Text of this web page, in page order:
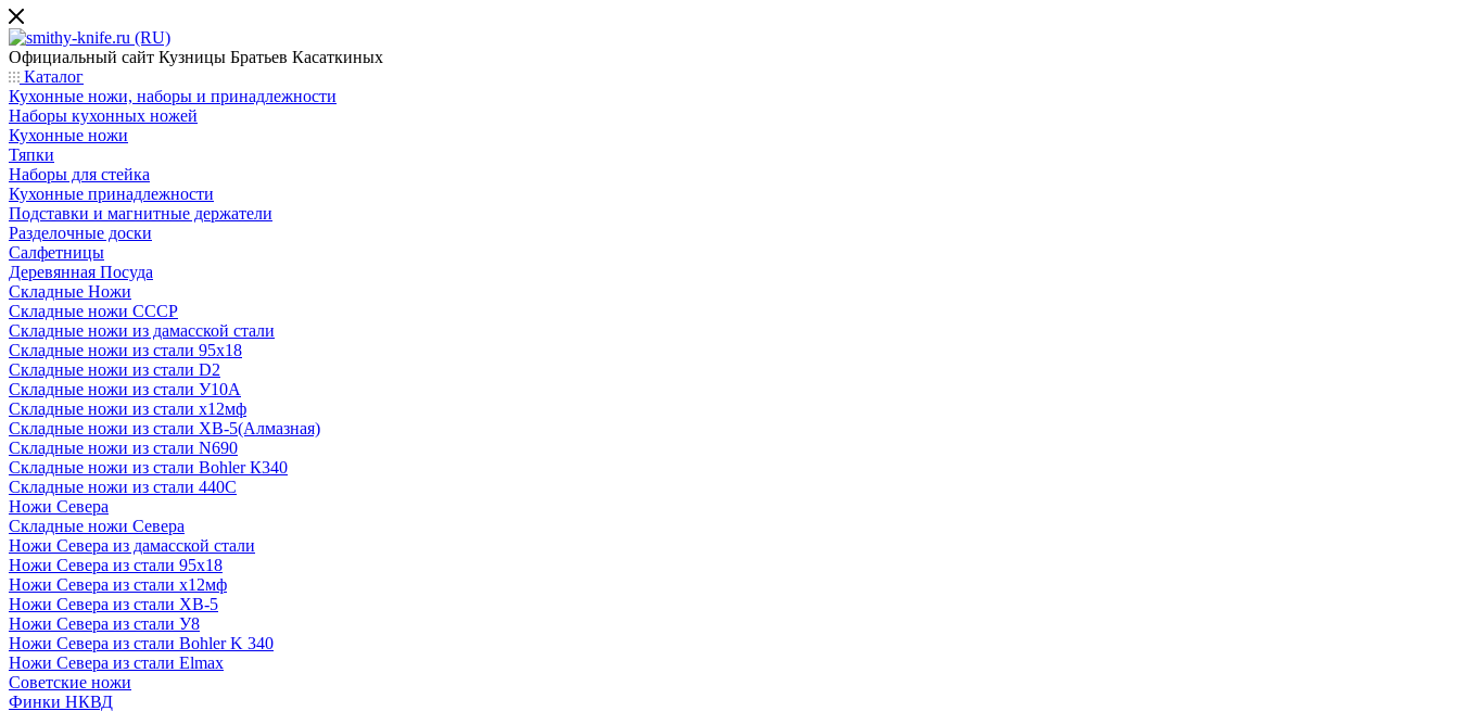
Официальный сайт Кузницы Братьев Касаткиных
Каталог
Кухонные ножи, наборы и принадлежности
Наборы кухонных ножей
Кухонные ножи
Тяпки
Наборы для стейка
Кухонные принадлежности
Подставки и магнитные держатели
Разделочные доски
Салфетницы
Деревянная Посуда
Складные Ножи
Cкладные ножи СССР
Складные ножи из дамасской стали
Складные ножи из стали 95х18
Складные ножи из стали D2
Складные ножи из стали У10А
Складные ножи из стали х12мф
Складные ножи из стали ХВ-5(Алмазная)
Складные ножи из стали N690
Складные ножи из стали Bohler К340
Складные ножи из стали 440С
Ножи Севера
Складные ножи Севера
Ножи Севера из дамасской стали
Ножи Севера из стали 95х18
Ножи Севера из стали х12мф
Ножи Севера из стали ХВ-5
Ножи Севера из стали У8
Ножи Севера из стали Bohler K 340
Ножи Севера из стали Elmax
Советские ножи
Финки НКВД